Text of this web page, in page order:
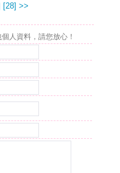
[28]>>